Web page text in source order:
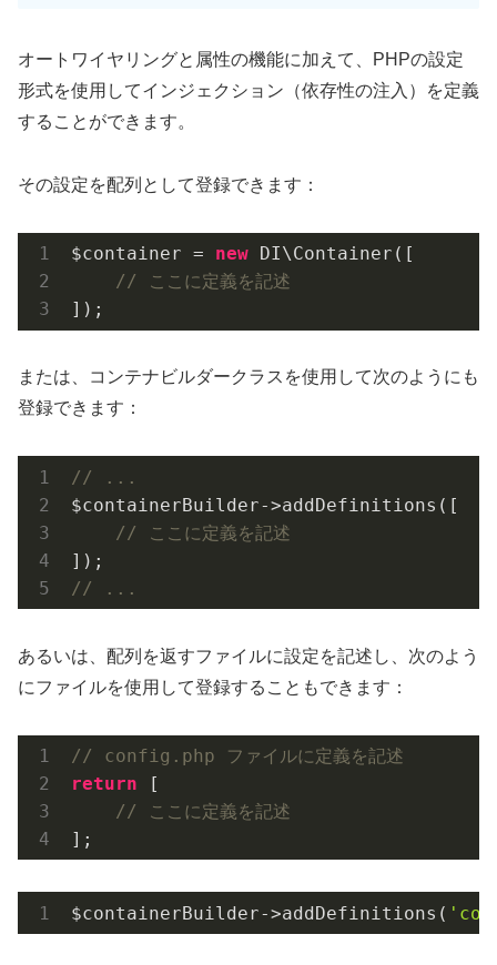
オートワイヤリングと属性の機能に加えて、PHPの設定
形式を使用してインジェクション（依存性の注入）を定義
することができます。
その設定を配列として登録できます：
$container = new DI\Container([
// ここに定義を記述
]);
または、コンテナビルダークラスを使用して次のようにも
登録できます：
// ...
$containerBuilder->addDefinitions([
// ここに定義を記述
// ...
あるいは、配列を返すファイルに設定を記述し、次のよう
にファイルを使用して登録することもできます：
// config.php ファイルに定義を記述
return [
// ここに定義を記述
];
$containerBuilder->addDefinitions(